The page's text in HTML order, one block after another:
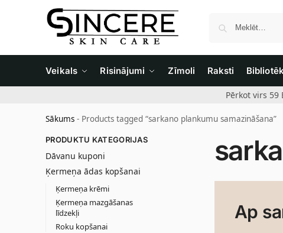
Veikals Risinājumi Zīmoli Raksti
Pērkot virs 59
Sākums - Products tagged “sarkano plankumu samazināšana”
Ap
PRODUKTU KATEGORIJAS
Dāvanu kuponi
Ķermeņa ādas kopšanai
Ķermeņa krēmi
Ķermeņa mazgāšanas
līdzekļi
Roku kopšanai